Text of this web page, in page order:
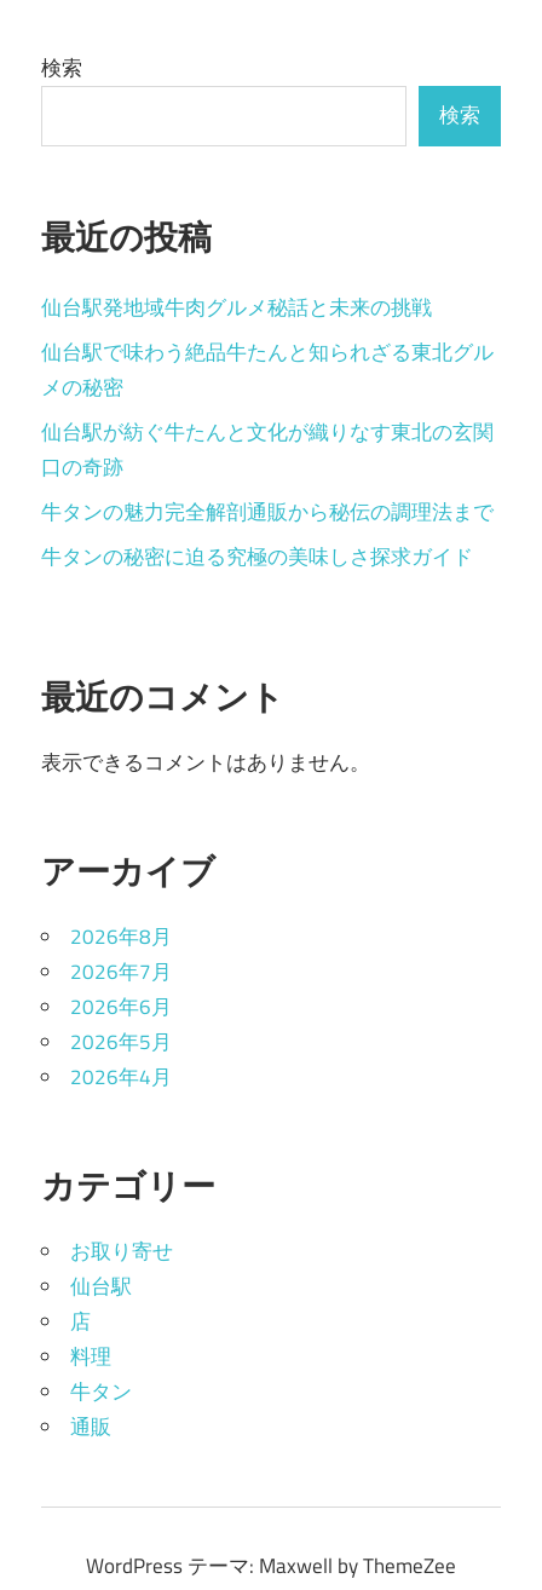
ー
シ
ン
検索
検索
最近の投稿
仙台駅発地域牛肉グルメ秘話と未来の挑戦
仙台駅で味わう絶品牛たんと知られざる東北グル
メの秘密
仙台駅が紡ぐ牛たんと文化が織りなす東北の玄関
口の奇跡
牛タンの魅力完全解剖通販から秘伝の調理法まで
牛タンの秘密に迫る究極の美味しさ探求ガイド
最近のコメント
表示できるコメントはありません。
アーカイブ
2026年8月
2026年7月
2026年6月
2026年5月
2026年4月
カテゴリー
お取り寄せ
仙台駅
店
料理
牛タン
通販
WordPress テーマ: Maxwell by ThemeZee